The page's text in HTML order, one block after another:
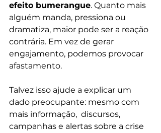
efeito bumerangue. Quanto mais
alguém manda, pressiona ou
dramatiza, maior pode ser a reação
contrária. Em vez de gerar
engajamento, podemos provocar
afastamento.
Talvez isso ajude a explicar um
dado preocupante: mesmo com
mais informação,  discursos,
campanhas e alertas sobre a crise